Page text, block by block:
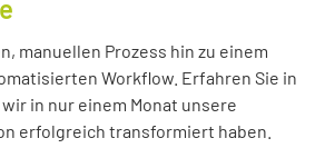
manuellen Prozess hin zu einem
Workflow. Erfahren Sie in
in nur einem Monat unsere
erfolgreich transformiert haben.